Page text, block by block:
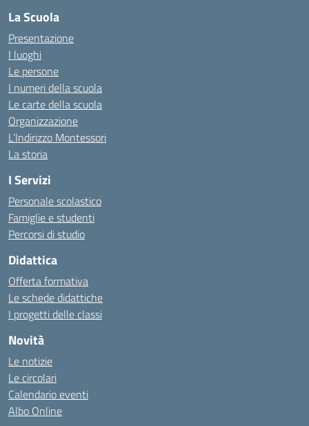
La Scuola
Presentazione
I luoghi
Le persone
I numeri della scuola
Le carte della scuola
Organizzazione
L’Indirizzo Montessori
La storia
I Servizi
Personale scolastico
Famiglie e studenti
Percorsi di studio
Didattica
Offerta formativa
Le schede didattiche
I progetti delle classi
Novità
Le notizie
Le circolari
Calendario eventi
Albo Online